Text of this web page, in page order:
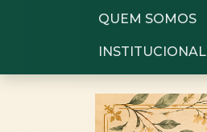
QUEM SOMOS
INSTITUCIONAL